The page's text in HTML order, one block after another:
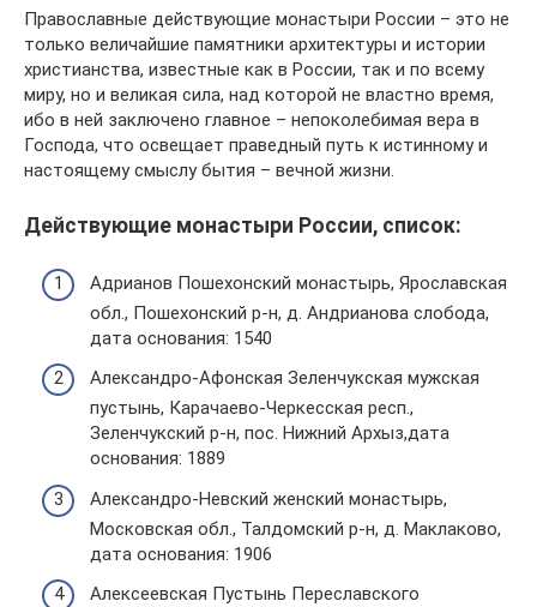
Православные действующие монастыри России – это не
только величайшие памятники архитектуры и истории
христианства, известные как в России, так и по всему
миру, но и великая сила, над которой не властно время,
ибо в ней заключено главное – непоколебимая вера в
Господа, что освещает праведный путь к истинному и
настоящему смыслу бытия – вечной жизни.
Действующие монастыри России, список:
Адрианов Пошехонский монастырь, Ярославская
обл., Пошехонский р-н, д. Андрианова слобода,
дата основания: 1540
Александро-Афонская Зеленчукская мужская
пустынь, Карачаево-Черкесская респ.,
Зеленчукский р-н, пос. Нижний Архыз,дата
основания: 1889
Александро-Невский женский монастырь,
Московская обл., Талдомский р-н, д. Маклаково,
дата основания: 1906
Алексеевская Пустынь Переславского